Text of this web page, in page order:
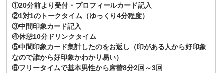
①20分前より受付・プロフィールカード記入
②1対1のトークタイム（ゆっくり4分程度）
③中間印象カード記入
④休憩10分ドリンクタイム
⑤中間印象カード集計したのをお返し（印がある人から好印象
なので誰から好印象かわかり易い）
⑥フリータイムで基本男性から席替8分2回～3回